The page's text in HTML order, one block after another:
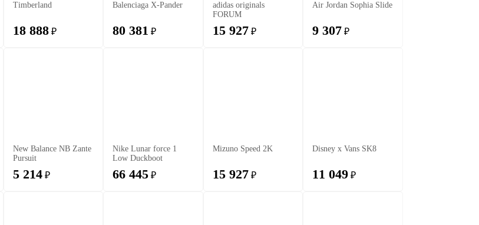
Timberland
18 888₽
Balenciaga X-Pander
80 381 ₽
adidas originals
FORUM
15 927 ₽
Air Jordan Sophia Slide
9 307 ₽
New Balance NB Zante
Pursuit
5 214₽
Nike Lunar force 1
Low Duckboot
66 445 ₽
Mizuno Speed 2K
15 927 ₽
Disney x Vans SK8
11 049 ₽